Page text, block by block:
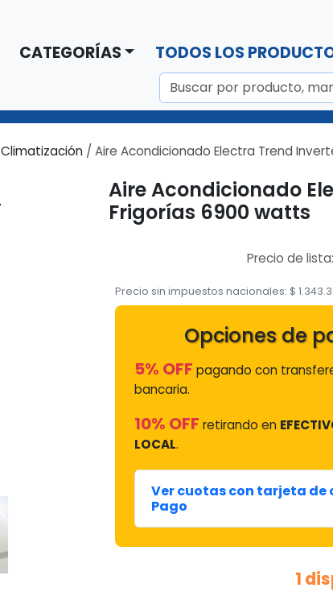
CATEGORÍAS TODOS LOS
Climatización/ Aire Acondicionado Electra Trend
Aire Acondicionado
Frigorías 6900 watts
Precio de lista:
Precio sin impuestos nacionales:$
Opciones de
5% OFF pagando con
bancaria.
10% OFF retirando en
LOCAL.
Ver cuotas con tarjeta de
Pago
1